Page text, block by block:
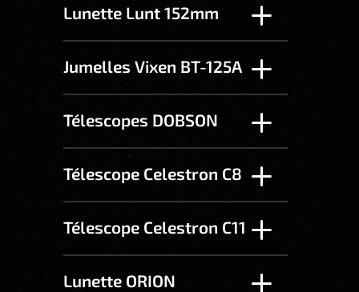
Lunette Lunt 152mm
Jumelles Vixen BT-125A
Télescopes DOBSON
Télescope Celestron C8
Télescope Celestron C11
Lunette ORION